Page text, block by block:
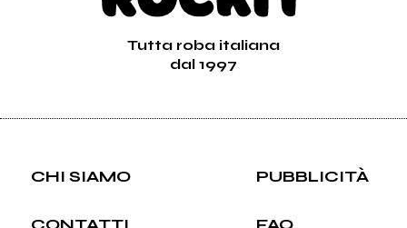
Tutta roba italiana
dal 1997
CHI SIAMO PUBBLICITÀ
CONTATTI FAQ